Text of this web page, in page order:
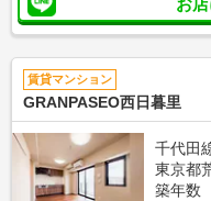
賃貸マンション
GRANPASEO西日暮里
千代田
東京都
築年数